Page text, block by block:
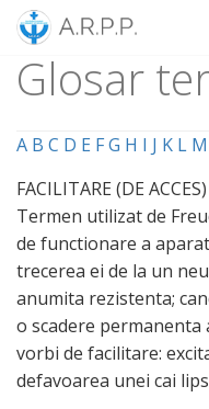
SkipGlosar
A B C D E FG H I J K L M
FACILITARE (DE ACCES)
Termen utilizat de
de functionare a
trecerea ei de la un
anumita rezistenta;
o scadere permanenta
vorbi de facilitare:
defavoarea unei cai